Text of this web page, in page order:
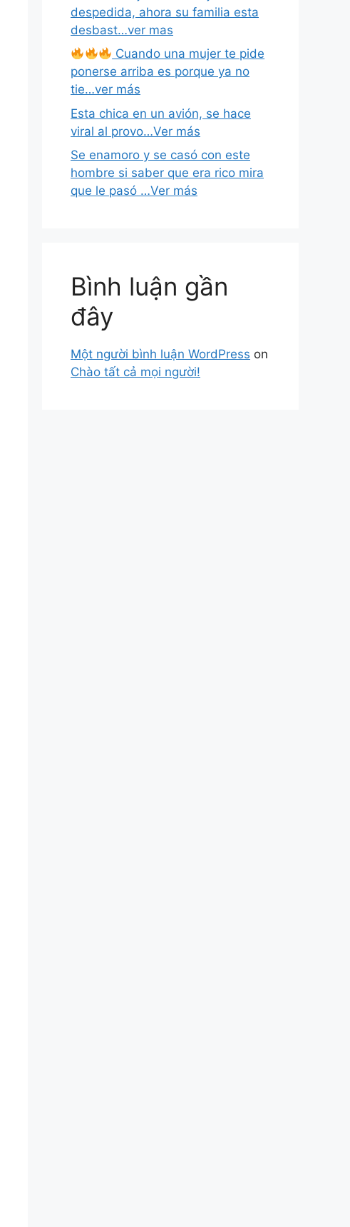
despedida, ahora su familia esta
desbast…ver mas
Cuando una mujer te pide
ponerse arriba es porque ya no
tie…ver más
Esta chica en un avión, se hace
viral al provo…Ver más
Se enamoro y se casó con este
hombre si saber que era rico mira
que le pasó …Ver más
Bình luận gần
đây
Một người bình luận WordPress on
Chào tất cả mọi người!